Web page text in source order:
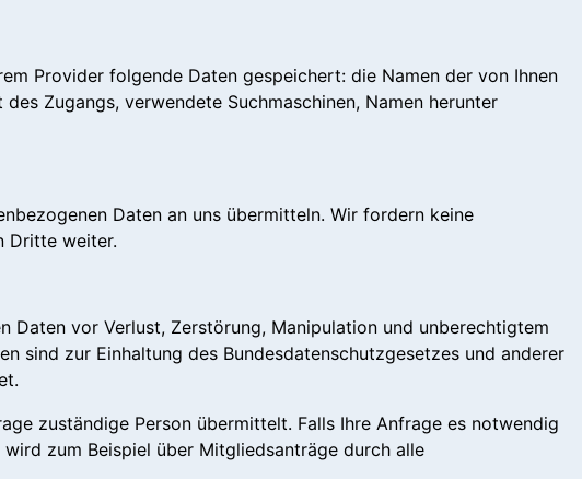
Provider folgende Daten gespeichert: die Namen der von Ihnen
Zugangs, verwendete Suchmaschinen, Namen herunter
Daten an uns übermitteln. Wir fordern keine
Dritte weiter.
Daten vor Verlust, Zerstörung, Manipulation und unberechtigtem
sind zur Einhaltung des Bundesdatenschutzgesetzes und anderer
zuständige Person übermittelt. Falls Ihre Anfrage es notwendig
zum Beispiel über Mitgliedsanträge durch alle